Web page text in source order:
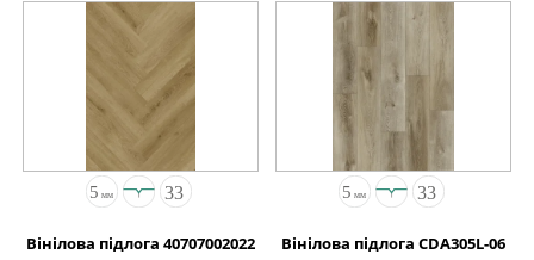
Вінілова підлога 40707002022
Вінілова підлога CDA305L-06